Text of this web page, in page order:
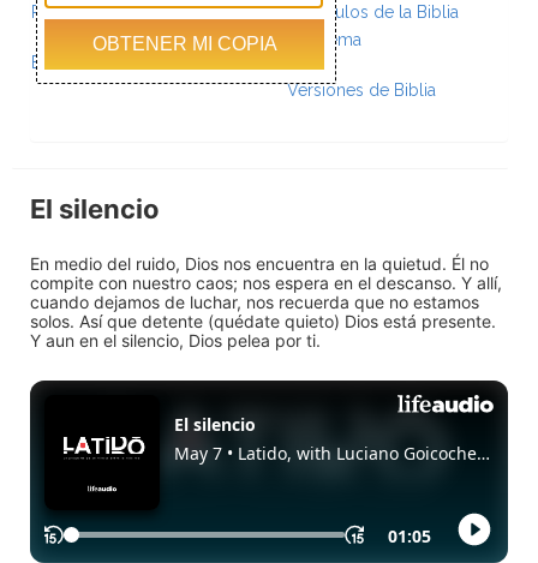
Planes de Lectura
Biblia Paralela
Versículos de la Biblia
por Tema
Versiones de Biblia
El silencio
En medio del ruido, Dios nos encuentra en la quietud. Él no
compite con nuestro caos; nos espera en el descanso. Y allí,
cuando dejamos de luchar, nos recuerda que no estamos
solos. Así que detente (quédate quieto) Dios está presente.
Y aun en el silencio, Dios pelea por ti.